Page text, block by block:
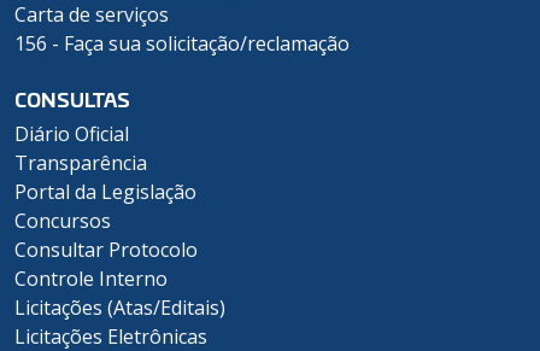
Carta de serviços
156 - Faça sua solicitação/reclamação
CONSULTAS
Diário Oficial
Transparência
Portal da Legislação
Concursos
Consultar Protocolo
Controle Interno
Licitações (Atas/Editais)
Licitações Eletrônicas